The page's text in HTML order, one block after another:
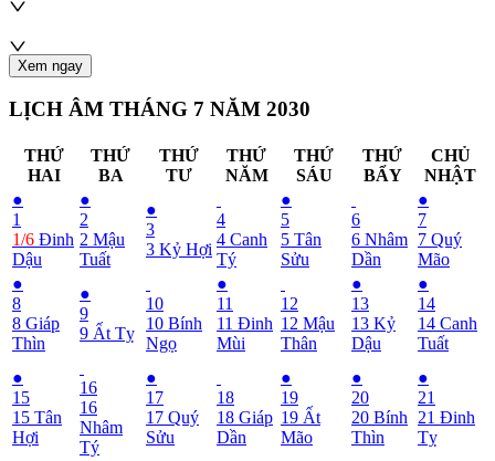
Xem ngay
LỊCH ÂM THÁNG 7 NĂM 2030
THỨ
HAI
THỨ
BA
THỨ
TƯ
THỨ
NĂM
THỨ
SÁU
THỨ
BẨY
CHỦ
NHẬT
●
1
1/6 Đinh
Dậu
●
2
2 Mậu
Tuất
●
3
3 Kỷ Hợi
4
4 Canh
Tý
●
5
5 Tân
Sửu
6
6 Nhâm
Dần
●
7
7 Quý
Mão
●
8
8 Giáp
Thìn
●
9
9 Ất Tỵ
10
10 Bính
Ngọ
●
11
11 Đinh
Mùi
12
12 Mậu
Thân
●
13
13 Kỷ
Dậu
●
14
14 Canh
Tuất
●
15
15 Tân
Hợi
16
16
Nhâm
Tý
●
17
17 Quý
Sửu
18
18 Giáp
Dần
●
19
19 Ất
Mão
●
20
20 Bính
Thìn
●
21
21 Đinh
Tỵ